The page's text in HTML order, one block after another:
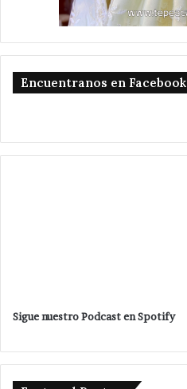
Encuentranos en Facebook
Sigue nuestro Podcast en Spotify